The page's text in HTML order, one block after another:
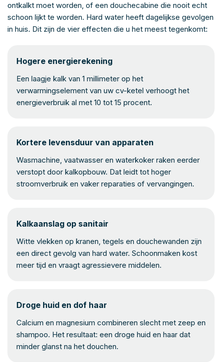
ontkalkt moet worden, of een douchecabine die nooit echt
schoon lijkt te worden. Hard water heeft dagelijkse gevolgen
in huis. Dit zijn de vier effecten die u het meest tegenkomt:
Hogere energierekening
Een laagje kalk van 1 millimeter op het
verwarmingselement van uw cv-ketel verhoogt het
energieverbruik al met 10 tot 15 procent.
Kortere levensduur van apparaten
Wasmachine, vaatwasser en waterkoker raken eerder
verstopt door kalkopbouw. Dat leidt tot hoger
stroomverbruik en vaker reparaties of vervangingen.
Kalkaanslag op sanitair
Witte vlekken op kranen, tegels en douchewanden zijn
een direct gevolg van hard water. Schoonmaken kost
meer tijd en vraagt agressievere middelen.
Droge huid en dof haar
Calcium en magnesium combineren slecht met zeep en
shampoo. Het resultaat: een droge huid en haar dat
minder glanst na het douchen.